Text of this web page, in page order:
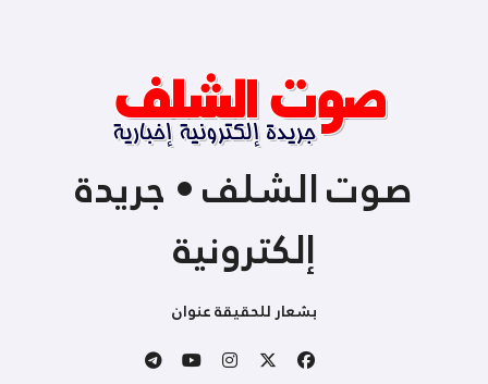
صوت الشلف • جريدة
إلكترونية
بشعار للحقيقة عنوان